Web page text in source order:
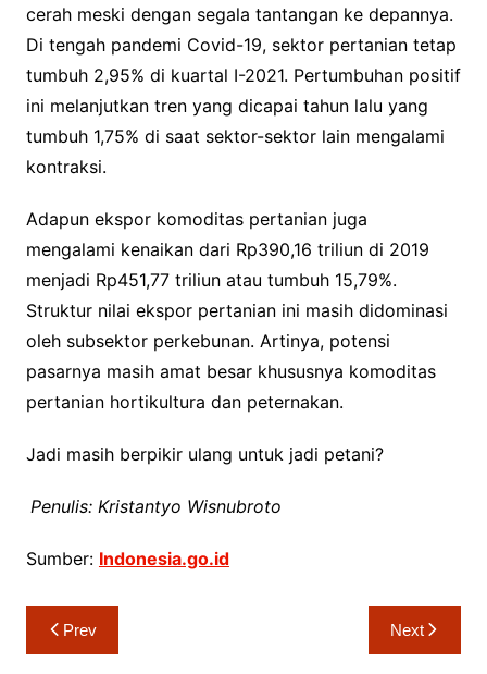
cerah meski dengan segala tantangan ke depannya.
Di tengah pandemi Covid-19, sektor pertanian tetap
tumbuh 2,95% di kuartal I-2021. Pertumbuhan positif
ini melanjutkan tren yang dicapai tahun lalu yang
tumbuh 1,75% di saat sektor-sektor lain mengalami
kontraksi.
Adapun ekspor komoditas pertanian juga
mengalami kenaikan dari Rp390,16 triliun di 2019
menjadi Rp451,77 triliun atau tumbuh 15,79%.
Struktur nilai ekspor pertanian ini masih didominasi
oleh subsektor perkebunan. Artinya, potensi
pasarnya masih amat besar khususnya komoditas
pertanian hortikultura dan peternakan.
Jadi masih berpikir ulang untuk jadi petani?
Penulis: Kristantyo Wisnubroto
Sumber: Indonesia.go.id
Navigasi
pos
Prev Next